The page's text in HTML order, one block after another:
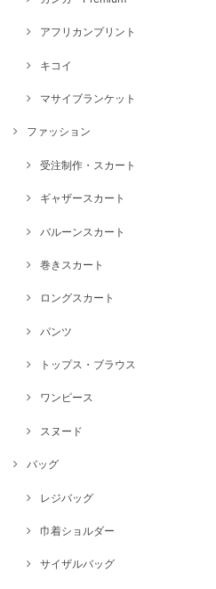
アフリカンプリント
キコイ
マサイブランケット
ファッション
受注制作・スカート
ギャザースカート
バルーンスカート
巻きスカート
ロングスカート
パンツ
トップス・ブラウス
ワンピース
スヌード
バッグ
レジバッグ
巾着ショルダー
サイザルバッグ